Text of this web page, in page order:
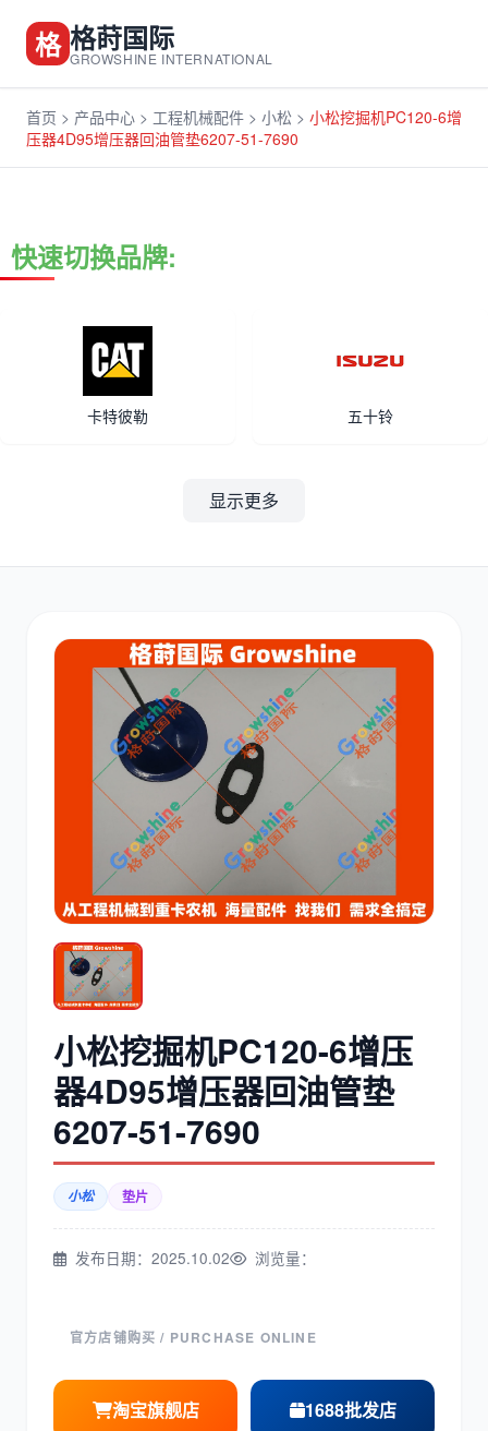
格 格莳国际
GROWSHINE INTERNATIONAL
首页 > 产品中心 > 工程机械配件 > 小松 > 小松挖掘机PC120-6增
压器4D95增压器回油管垫6207-51-7690
快速切换品牌:
卡特彼勒 五十铃
其他 小松
沃尔沃 康明斯
日立 久保田
神钢
显示更多
小松挖掘机PC120-6增压
器4D95增压器回油管垫
6207-51-7690
小松 垫片
发布日期：2025.10.02 浏览量：
官方店铺购买 / PURCHASE ONLINE
淘宝旗舰店 1688批发店